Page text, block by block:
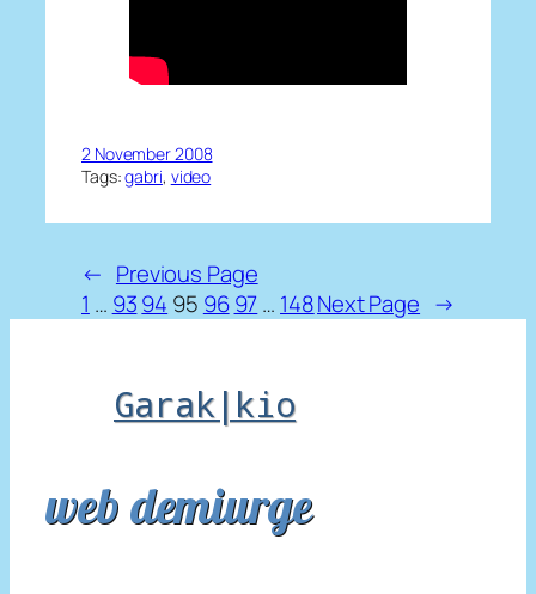
2 November 2008
Tags:gabri, video
← Previous Page
1 … 9394 95 96 97… 148Next Page →
Garak|kio
web demiurge